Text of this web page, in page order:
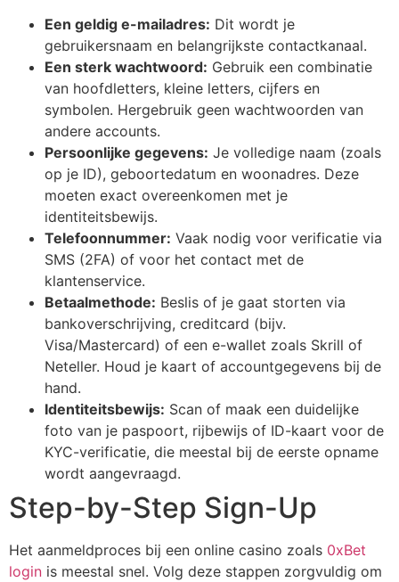
Een geldig e-mailadres: Dit wordt je
gebruikersnaam en belangrijkste contactkanaal.
Een sterk wachtwoord: Gebruik een combinatie
van hoofdletters, kleine letters, cijfers en
symbolen. Hergebruik geen wachtwoorden van
andere accounts.
Persoonlijke gegevens: Je volledige naam (zoals
op je ID), geboortedatum en woonadres. Deze
moeten exact overeenkomen met je
identiteitsbewijs.
Telefoonnummer: Vaak nodig voor verificatie via
SMS (2FA) of voor het contact met de
klantenservice.
Betaalmethode: Beslis of je gaat storten via
bankoverschrijving, creditcard (bijv.
Visa/Mastercard) of een e-wallet zoals Skrill of
Neteller. Houd je kaart of accountgegevens bij de
hand.
Identiteitsbewijs: Scan of maak een duidelijke
foto van je paspoort, rijbewijs of ID-kaart voor de
KYC-verificatie, die meestal bij de eerste opname
wordt aangevraagd.
Step-by-Step Sign-Up
Het aanmeldproces bij een online casino zoals 0xBet
login is meestal snel. Volg deze stappen zorgvuldig om